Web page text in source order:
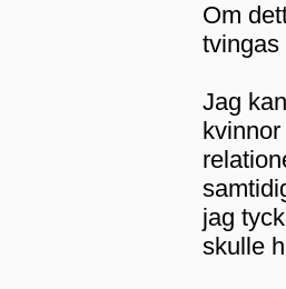
Om
tvingas
Jag
jag
skulle